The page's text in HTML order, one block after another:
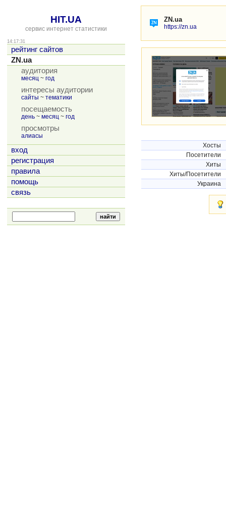
HIT.UA
сервис интернет статистики
14:17:31
рейтинг сайтов
ZN.ua
аудитория
месяц ~ год
интересы аудитории
сайты ~ тематики
посещаемость
день ~ месяц ~ год
просмотры
алиасы
вход
регистрация
правила
помощь
связь
ZN.ua
https://zn.ua
Хосты
Посетители
Хиты
Хиты/Посетители
Украина